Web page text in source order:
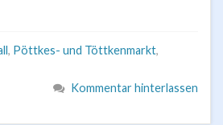
, Pöttkes- und Töttkenmarkt,
Kommentar hinterlassen